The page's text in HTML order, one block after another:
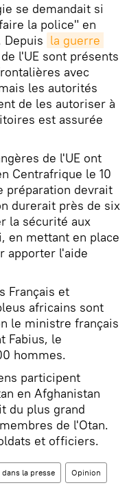
se demandait si
la police" en
Depuis la guerre
l'UE sont présents
avec
les autorités
de les autoriser à
est assurée
de l'UE ont
Centrafrique le 10
préparation devrait
durerait près de six
la sécurité aux
en mettant en place
apporter l'aide
Français et
africains sont
le ministre français
Fabius, le
hommes.
participent
en Afghanistan
du plus grand
de l'Otan.
et officiers.
dans la presse Opinion